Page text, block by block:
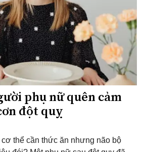
phụ nữ quên cảm
đột quỵ
thể cần thức ăn nhưng não bộ